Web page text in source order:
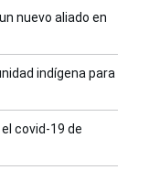
nuevo aliado en
indígena para
covid-19 de